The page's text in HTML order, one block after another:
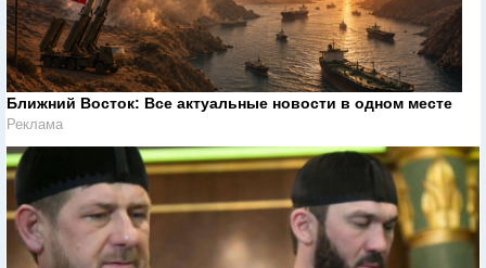
Ближний Восток: Все актуальные новости в одном месте
Реклама